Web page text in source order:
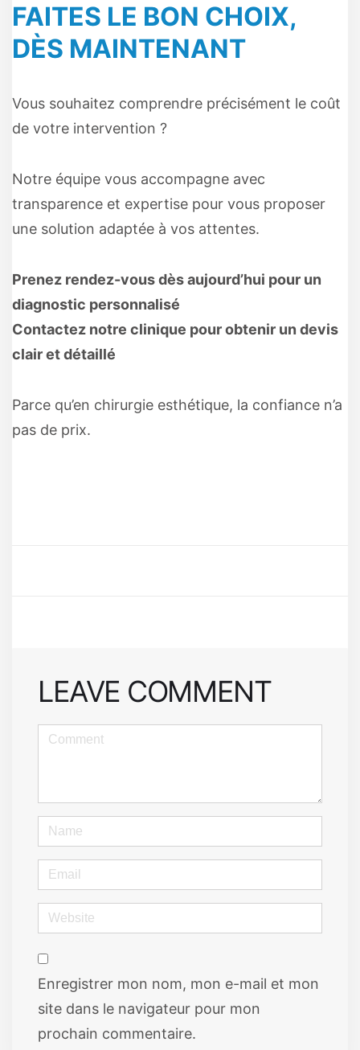
FAITES LE BON CHOIX,
DÈS MAINTENANT
Vous souhaitez comprendre précisément le coût
de votre intervention ?
Notre équipe vous accompagne avec
transparence et expertise pour vous proposer
une solution adaptée à vos attentes.
Prenez rendez-vous dès aujourd’hui pour un
diagnostic personnalisé
Contactez notre clinique pour obtenir un devis
clair et détaillé
Parce qu’en chirurgie esthétique, la confiance n’a
pas de prix.
LEAVE COMMENT
<b>Comment</b>
)
Name
Email
Website
Enregistrer mon nom, mon e-mail et mon
site dans le navigateur pour mon
prochain commentaire.